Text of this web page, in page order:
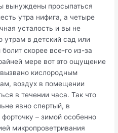
вынуждены просыпаться
утра нифига, а четыре
усталость и вы не
утрам в детский сад или
скорее все-го из-за
мере вот это ощущение
кислородным
воздух в помещении
в течении часа. Так что
явно спертый, в
– зимой особенно
микропроветривания